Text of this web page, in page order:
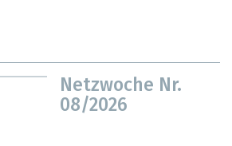
Netzwoche Nr.
08/2026